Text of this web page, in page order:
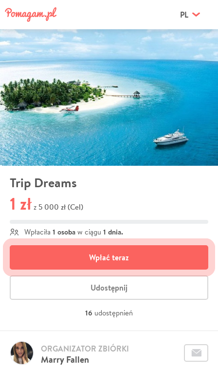
PL
Trip Dreams
1 zł z 5 000 zł (Cel)
Wpłaciła 1 osoba w ciągu 1 dnia.
Wpłać teraz
Udostępnij
16 udostępnień
Marry Fallen
ORGANIZATOR ZBIÓRKI